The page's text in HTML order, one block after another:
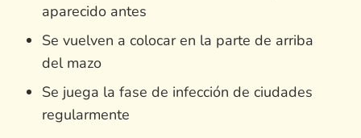
aparecido antes
Se vuelven a colocar en la parte de arriba
del mazo
Se juega la fase de infección de ciudades
regularmente